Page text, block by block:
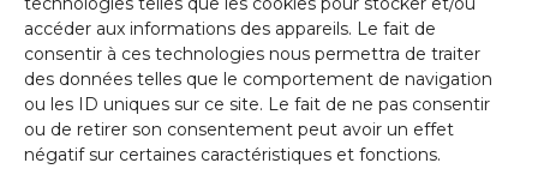
accéder aux informations des appareils. Le fait de
consentir à ces technologies nous permettra de traiter
des données telles que le comportement de navigation
ou les ID uniques sur ce site. Le fait de ne pas consentir
ou de retirer son consentement peut avoir un effet
négatif sur certaines caractéristiques et fonctions.
Lundi - Vendredi
7h30 - 18h00